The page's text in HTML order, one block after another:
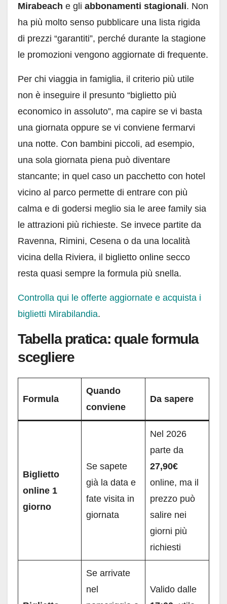
Mirabeach e gli abbonamenti stagionali. Non
ha più molto senso pubblicare una lista rigida
di prezzi “garantiti”, perché durante la stagione
le promozioni vengono aggiornate di frequente.
Per chi viaggia in famiglia, il criterio più utile
non è inseguire il presunto “biglietto più
economico in assoluto”, ma capire se vi basta
una giornata oppure se vi conviene fermarvi
una notte. Con bambini piccoli, ad esempio,
una sola giornata piena può diventare
stancante; in quel caso un pacchetto con hotel
vicino al parco permette di entrare con più
calma e di godersi meglio sia le aree family sia
le attrazioni più richieste. Se invece partite da
Ravenna, Rimini, Cesena o da una località
vicina della Riviera, il biglietto online secco
resta quasi sempre la formula più snella.
Controlla qui le offerte aggiornate e acquista i
biglietti Mirabilandia.
Tabella pratica: quale formula
scegliere
Formula
Quando
conviene
Da sapere
Biglietto
online 1
giorno
Se sapete
già la data e
fate visita in
giornata
Nel 2026
parte da
27,90€
online, ma il
prezzo può
salire nei
giorni più
richiesti
Se arrivate
nel
Valido dalle